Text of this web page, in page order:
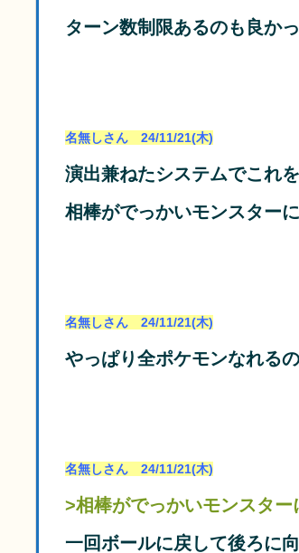
ターン数制限あるのも良か
名無しさん 24/11/21(木)
演出兼ねたシステムでこれ
相棒がでっかいモンスター
名無しさん 24/11/21(木)
やっぱり全ポケモンなれる
名無しさん 24/11/21(木)
>相棒がでっかいモンスター
一回ボールに戻して後ろに